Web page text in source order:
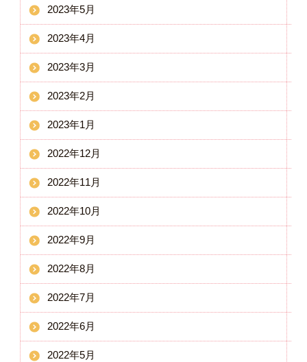
2023年5月
2023年4月
2023年3月
2023年2月
2023年1月
2022年12月
2022年11月
2022年10月
2022年9月
2022年8月
2022年7月
2022年6月
2022年5月